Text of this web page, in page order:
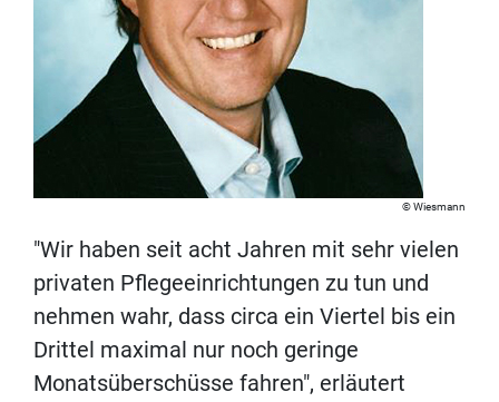
Wiesmann
"Wir haben seit acht Jahren mit sehr vielen
privaten Pflegeeinrichtungen zu tun und
nehmen wahr, dass circa ein Viertel bis ein
Drittel maximal nur noch geringe
Monatsüberschüsse fahren", erläutert